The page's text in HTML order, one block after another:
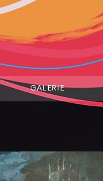
GALERIE